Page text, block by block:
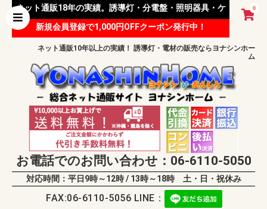
0
ネット通販18年の実績。誘導灯・分電盤・照明器具・ケ
ーブル等 様々な資材を取り扱っています。
新規会員登録で1,000円OFFクーポン発行中！
ネット通販10年以上の実績！ 誘導灯・電材の販売ならヨナシンホー
ム
お電話でのお問い合わせ：06-6110-5050
対応時間：平日9時～12時 / 13時～18時 土・日・祝休み
FAX:06-6110-5056 LINE：